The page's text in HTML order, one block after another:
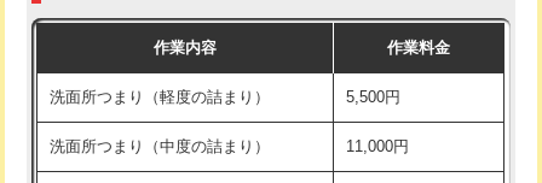
モルタル補修（厚さ10㎝まで） 27,500円
モルタル補修（厚さ10㎝超え） 38,500円
洗面台設置 38,500円
交換・取付（その他部品） 11,000円+材料費
持込商品取付（単水栓） 13,200円
持込商品取付（混合水栓） 16,500円
持込商品取付（浄水器・分岐水栓） 16,500円
作業内容 作業料金
洗面所つまり（軽度の詰まり） 5,500円
洗面所つまり（中度の詰まり） 11,000円